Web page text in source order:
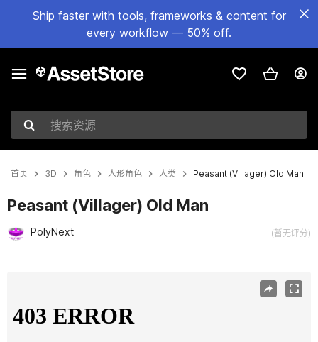
Ship faster with tools, frameworks & content for
every workflow — 50% off.
搜索资源
首页 3D 角色 人形角色 人类 Peasant (Villager) Old Man
Peasant (Villager) Old Man
PolyNext (暂无评分)